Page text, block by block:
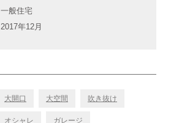
一般住宅
2017年12月
大開口 大空間 吹き抜け
オシャレ ガレージ